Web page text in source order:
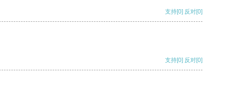
支持[0] 反对[0]
支持[0] 反对[0]